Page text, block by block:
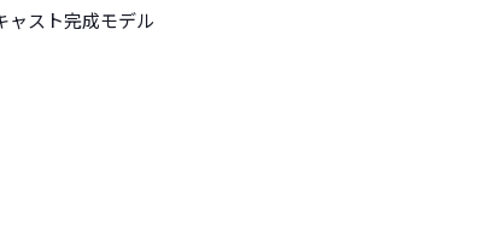
ャスト完成モデル